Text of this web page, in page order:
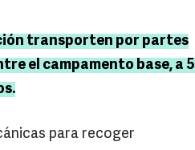
transporten por partes
el campamento base, a 5
para recoger